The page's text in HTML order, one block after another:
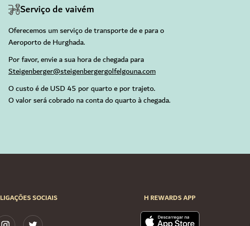
Serviço de vaivém
Oferecemos um serviço de transporte de e para o
Aeroporto de Hurghada.
Por favor, envie a sua hora de chegada para
Steigenberger@steigenbergergolfelgouna.com
O custo é de USD 45 por quarto e por trajeto.
O valor será cobrado na conta do quarto à chegada.
LIGAÇÕES SOCIAIS H REWARDS APP